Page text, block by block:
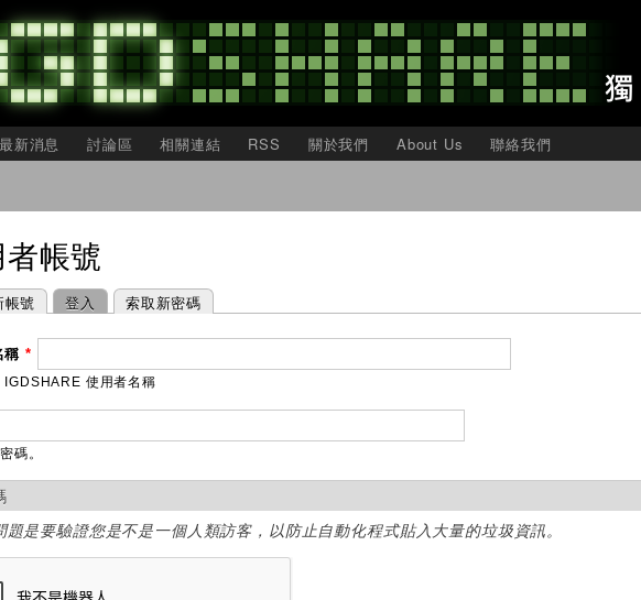
至
主
容
最新消息 討論區 相關連結 RSS 關於我們 About Us 聯絡我們
帳號
標籤
號 登入
) 索取新密碼
稱*
IGDSHARE 使用者名稱
碼。
題是要驗證您是不是一個人類訪客，以防止自動化程式貼入大量的垃圾資訊。